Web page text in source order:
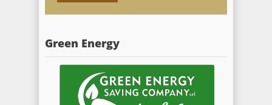
Green Energy